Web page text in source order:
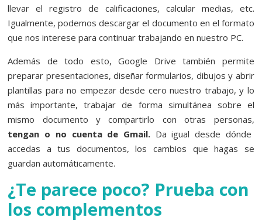
llevar el registro de calificaciones, calcular medias, etc.
Igualmente, podemos descargar el documento en el formato
que nos interese para continuar trabajando en nuestro PC.
Además de todo esto, Google Drive también permite
preparar presentaciones, diseñar formularios, dibujos y abrir
plantillas para no empezar desde cero nuestro trabajo, y lo
más importante, trabajar de forma simultánea sobre el
mismo documento y compartirlo con otras personas,
tengan o no cuenta de Gmail. Da igual desde dónde
accedas a tus documentos, los cambios que hagas se
guardan automáticamente.
¿Te parece poco? Prueba con
los complementos